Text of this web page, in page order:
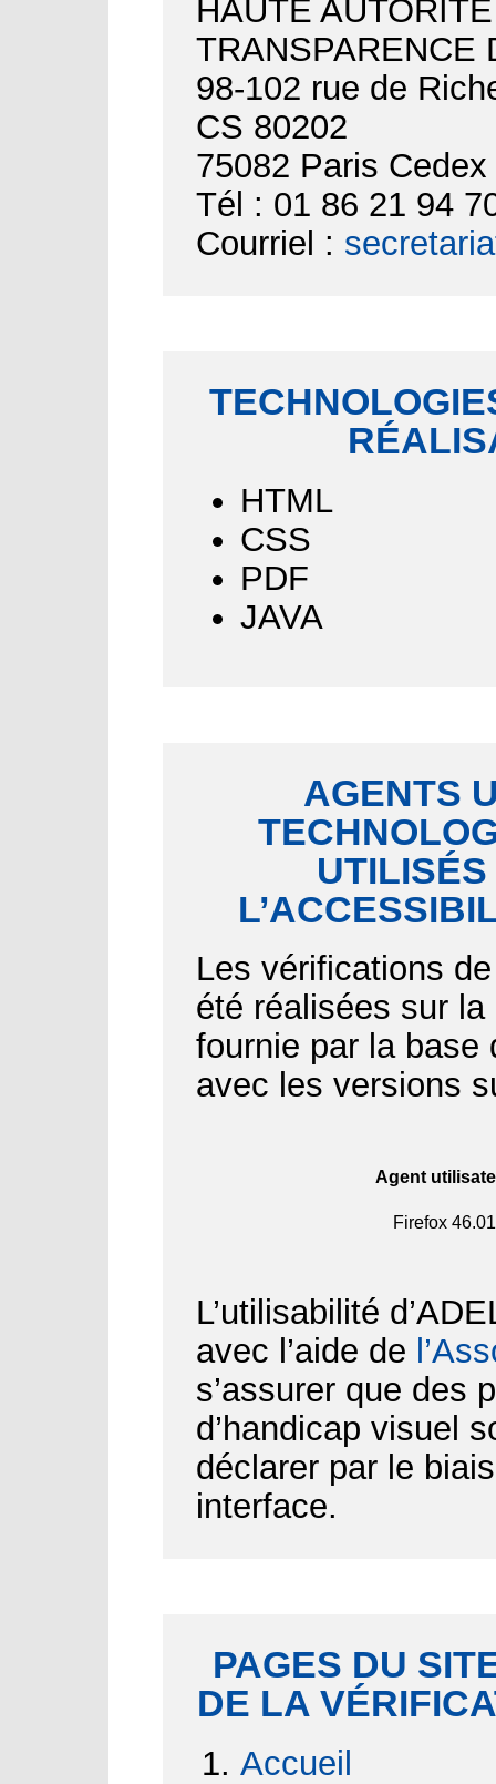
HAUTE
TRANSPARENCE
98-102 rue de
CS 80202
75082 Paris Cedex
Tél : 01 86 21 94
Courriel :
HTML
CSS
PDF
JAVA
AGENTS
Les vérifications
été réalisées sur
fournie par la base
avec les versions
Agent
Firefox46.01
L’utilisabilité
avec l’aide de
s’assurer que des
d’handicap visuel
déclarer par le
interface.
PAGES DU
DE LA
Accueil